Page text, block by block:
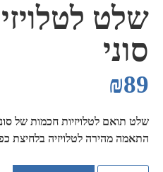
שלט
סוני
₪89
שלט תואם לטלויזיות חכמות של
התאמה מהירה לטלויזיה בלחיצת